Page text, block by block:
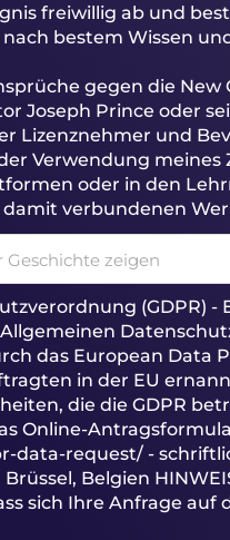
freiwillig ab und
bestem Wissen
gegen die New
Joseph Prince oder
Lizenznehmer und
Verwendung meines
oder in den
damit verbundenen
zeigen
(GDPR) -
das European Data
in der EU
die die GDPR
Online-
data-request/ -
Belgien
sich Ihre Anfrage auf